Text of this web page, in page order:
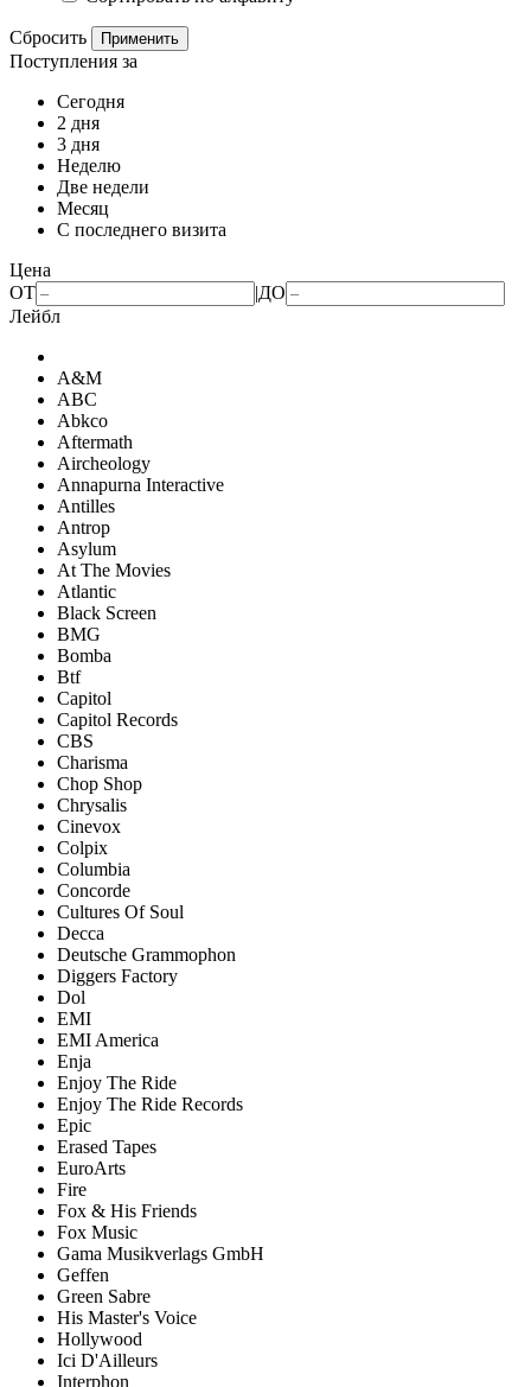
Сбросить Применить
Поступления за
Сегодня
2 дня
3 дня
Неделю
Две недели
Месяц
С последнего визита
Цена
ОТ
|ДО
Лейбл
A&M
ABC
Abkco
Aftermath
Aircheology
Annapurna Interactive
Antilles
Antrop
Asylum
At The Movies
Atlantic
Black Screen
BMG
Bomba
Btf
Capitol
Capitol Records
CBS
Charisma
Chop Shop
Chrysalis
Cinevox
Colpix
Columbia
Concorde
Cultures Of Soul
Decca
Deutsche Grammophon
Diggers Factory
Dol
EMI
EMI America
Enja
Enjoy The Ride
Enjoy The Ride Records
Epic
Erased Tapes
EuroArts
Fire
Fox & His Friends
Fox Music
Gama Musikverlags GmbH
Geffen
Green Sabre
His Master's Voice
Hollywood
Ici D'Ailleurs
Interphon